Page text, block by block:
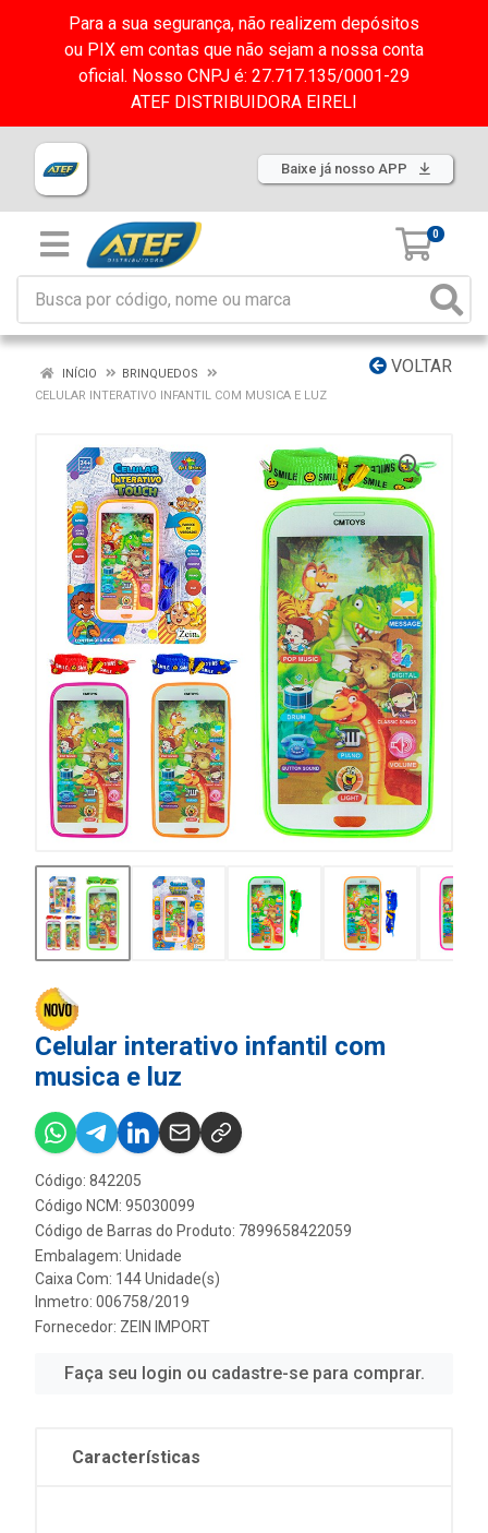
Para a sua segurança, não realizem depósitos
ou PIX em contas que não sejam a nossa conta
oficial. Nosso CNPJ é: 27.717.135/0001-29
ATEF DISTRIBUIDORA EIRELI
Baixe já nosso APP
0
VOLTAR
INÍCIO
BRINQUEDOS
CELULAR INTERATIVO INFANTIL COM MUSICA E LUZ
Celular interativo infantil com
musica e luz
Código: 842205
Código NCM: 95030099
Código de Barras do Produto: 7899658422059
Embalagem: Unidade
Caixa Com: 144 Unidade(s)
Inmetro: 006758/2019
Fornecedor: ZEIN IMPORT
Faça seu login ou cadastre-se para comprar.
Características